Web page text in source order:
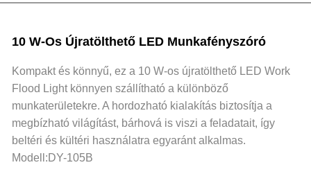
10 W-Os Újratölthető LED Munkafényszóró
Kompakt és könnyű, ez a 10 W-os újratölthető LED Work
Flood Light könnyen szállítható a különböző
munkaterületekre. A hordozható kialakítás biztosítja a
megbízható világítást, bárhová is viszi a feladatait, így
beltéri és kültéri használatra egyaránt alkalmas.
Modell:DY-105B